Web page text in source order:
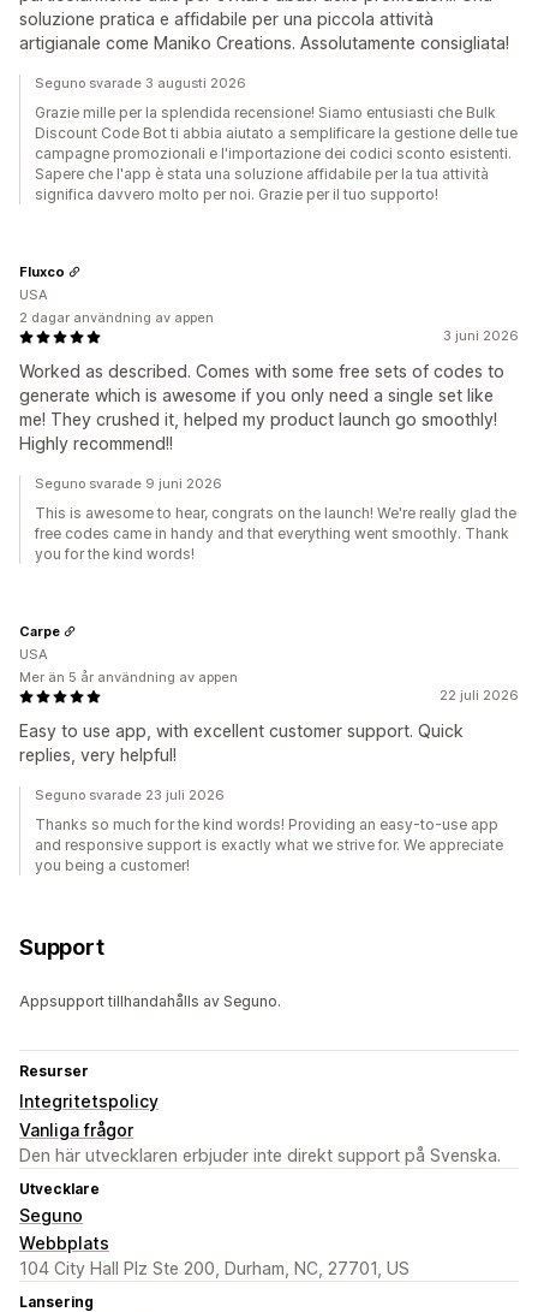
soluzione pratica e affidabile per una piccola attività
artigianale come Maniko Creations. Assolutamente consigliata!
Seguno svarade 3 augusti 2026
Grazie mille per la splendida recensione! Siamo entusiasti che Bulk
Discount Code Bot ti abbia aiutato a semplificare la gestione delle tue
campagne promozionali e l'importazione dei codici sconto esistenti.
Sapere che l'app è stata una soluzione affidabile per la tua attività
significa davvero molto per noi. Grazie per il tuo supporto!
3 juni 2026
Worked as described. Comes with some free sets of codes to
generate which is awesome if you only need a single set like
me! They crushed it, helped my product launch go smoothly!
Highly recommend!!
Fluxco
USA
2 dagar användning av appen
Seguno svarade 9 juni 2026
This is awesome to hear, congrats on the launch! We're really glad the
free codes came in handy and that everything went smoothly. Thank
you for the kind words!
22 juli 2026
Easy to use app, with excellent customer support. Quick
replies, very helpful!
Carpe
USA
Mer än 5 år användning av appen
Seguno svarade 23 juli 2026
Thanks so much for the kind words! Providing an easy-to-use app
and responsive support is exactly what we strive for. We appreciate
you being a customer!
Support
Appsupport tillhandahålls av Seguno.
Resurser
Integritetspolicy
Vanliga frågor
Den här utvecklaren erbjuder inte direkt support på Svenska.
Utvecklare
Seguno
Webbplats
104 City Hall Plz Ste 200, Durham, NC, 27701, US
Lansering